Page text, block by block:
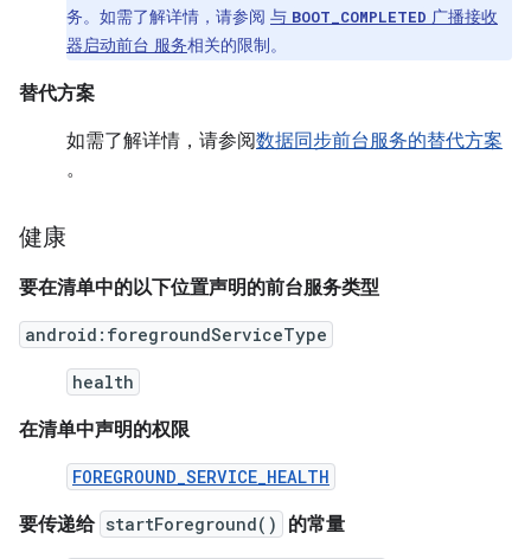
务。如需了解详情，请参阅 与 BOOT_COMPLETED 广播接收
器启动前台 服务相关的限制。
替代方案
如需了解详情，请参阅数据同步前台服务的替代方案
。
健康
要在清单中的以下位置声明的前台服务类型
android:foregroundServiceType
health
在清单中声明的权限
FOREGROUND_SERVICE_HEALTH
要传递给 startForeground() 的常量